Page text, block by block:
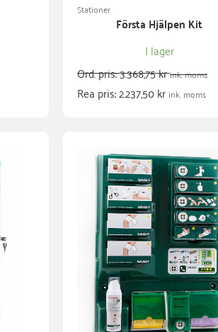
Stationer
Första Hjälpen Kit
I lager
Ord. pris:3.368,75krink. moms
Rea pris:2.237,50kr ink. moms